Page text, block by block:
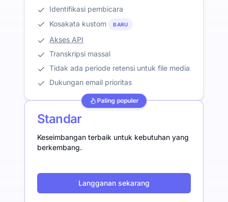
Identifikasi pembicara
Kosakata kustom
BARU
Akses API
Transkripsi massal
Tidak ada periode retensi untuk file media
Dukungan email prioritas
Paling populer
Standar
Keseimbangan terbaik untuk kebutuhan yang
berkembang.
Langganan sekarang